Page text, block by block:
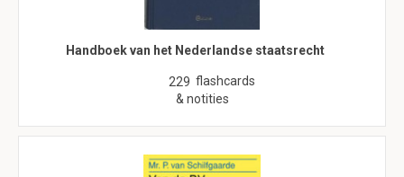
Handboek van het Nederlandse staatsrecht
229 flashcards
& notities